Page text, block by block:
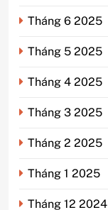
Tháng 6 2025
Tháng 5 2025
Tháng 4 2025
Tháng 3 2025
Tháng 2 2025
Tháng 1 2025
Tháng 12 2024